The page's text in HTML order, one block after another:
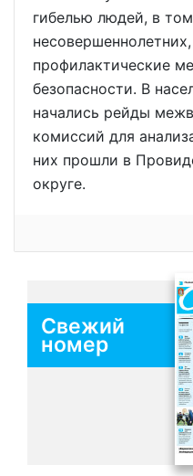
гибелью людей, в
профилактические
безопасности. В
начались рейды
комиссий для
них прошли в
округе.
Свежий
номер